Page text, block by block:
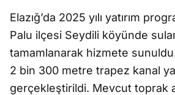
Elazığ’da 2025 yılı yatırım
Palu ilçesi Seydili köyünde
tamamlanarak hizmete
2 bin 300 metre trapez kanal
gerçekleştirildi. Mevcut toprak